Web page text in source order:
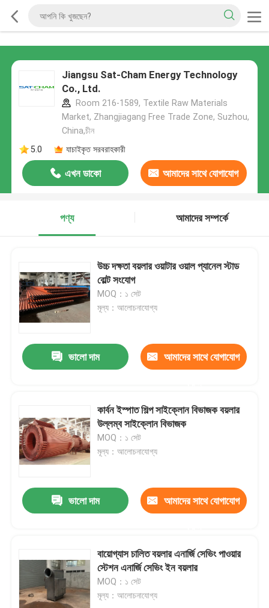
Jiangsu Sat-Cham Energy Technology
Co., Ltd.
Room 216-1589, Textile Raw Materials
Market, Zhangjiagang Free Trade Zone, Suzhou,
China,চীন
5.0
যাচাইকৃত সরবরাহকারী
এখন ডাকো আমাদের সাথে যোগাযোগ
পণ্য
আমাদের সম্পর্কে
উচ্চ দক্ষতা বয়লার ওয়াটার ওয়াল প্যানেল স্টাড
বোল্ট সংযোগ
MOQ：১ সেট
মূল্য：আলোচনাযোগ্য
ভালো দাম আমাদের সাথে যোগাযোগ
কার্বন ইস্পাত শিল্প সাইক্লোন বিভাজক বয়লার
উল্লম্ব সাইক্লোন বিভাজক
MOQ：১ সেট
মূল্য：আলোচনাযোগ্য
ভালো দাম আমাদের সাথে যোগাযোগ
বায়োগ্যাস চালিত বয়লার এনার্জি সেভিং পাওয়ার
স্টেশন এনার্জি সেভিং ইন বয়লার
MOQ：১ সেট
মূল্য：আলোচনাযোগ্য